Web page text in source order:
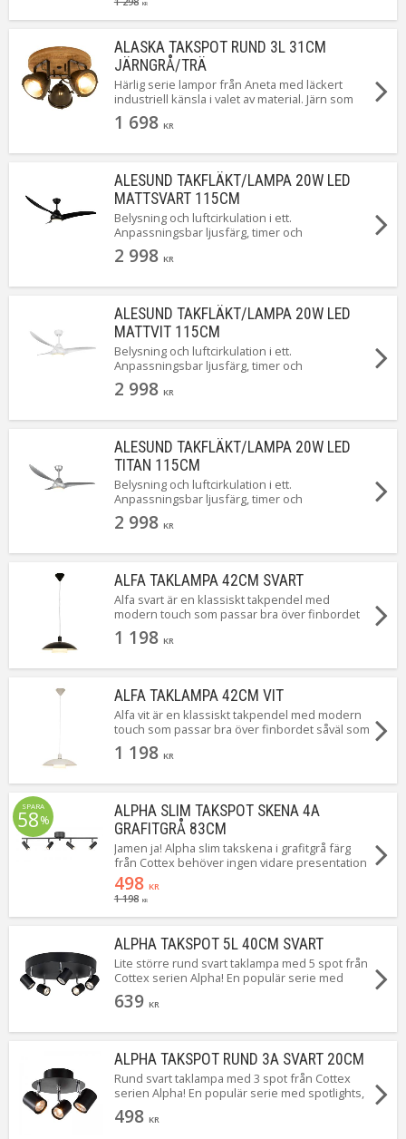
KR
ALASKA TAKSPOT RUND 3L 31CM
JÄRNGRÅ/TRÄ
Härlig serie lampor från Aneta med läckert
industriell känsla i valet av material. Järn som
möter trä i en perfekt kombination.
1 698 KR
ALESUND TAKFLÄKT/LAMPA 20W LED
MATTSVART 115CM
Belysning och luftcirkulation i ett.
Anpassningsbar ljusfärg, timer och
fläktfunktion. Energisnål LED-teknik. Finns även
i färgerna titan och mattvit [Läs mer]
2 998 KR
ALESUND TAKFLÄKT/LAMPA 20W LED
MATTVIT 115CM
Belysning och luftcirkulation i ett.
Anpassningsbar ljusfärg, timer och
fläktfunktion. Energisnål LED-teknik. Finns även
i titan och mattsvart [Läs mer]
2 998 KR
ALESUND TAKFLÄKT/LAMPA 20W LED
TITAN 115CM
Belysning och luftcirkulation i ett.
Anpassningsbar ljusfärg, timer och
fläktfunktion. Energisnål LED-teknik. Finns även
i mattsvart och mattvit [Läs mer]
2 998 KR
ALFA TAKLAMPA 42CM SVART
Alfa svart är en klassiskt takpendel med
modern touch som passar bra över finbordet
såväl som matbordet i köket. Dekorringar både i
krom och matt mässing medföljer så att du
Takkopp i svart plast för krokupphäng med
kopplingsplint. Extra stort matbord? Använd då
gärna två lampor i rad. Takkontakt köpes
separat.
1 198 KR
ALFA TAKLAMPA 42CM VIT
Alfa vit är en klassiskt takpendel med modern
touch som passar bra över finbordet såväl som
matbordet i köket. Dekorringar både i krom och
matt mässing medföljer så att du enkelt själv
plast för krokupphäng med kopplingsplint.
Extra stort matbord? Använd då gärna två
lampor i rad. Takkontakt köpes separat.
1 198 KR
ALPHA SLIM TAKSPOT SKENA 4A
GRAFITGRÅ 83CM
Jamen ja! Alpha slim takskena i grafitgrå färg
från Cottex behöver ingen vidare presentation
tycker vi! Enkel stilren tidlös design som gör sig
väl i alla hem utan att göra avkall på ljuset!
Snyggt jobbat Cottex!
498 KR
1 198 KR
SPARA
58%
ALPHA TAKSPOT 5L 40CM SVART
Lite större rund svart taklampa med 5 spot från
Cottex serien Alpha! En populär serie med
spotlights, när enkelhet är bäst!
639 KR
ALPHA TAKSPOT RUND 3A SVART 20CM
Rund svart taklampa med 3 spot från Cottex
serien Alpha! En populär serie med spotlights,
när enkelhet är bäst!
498 KR